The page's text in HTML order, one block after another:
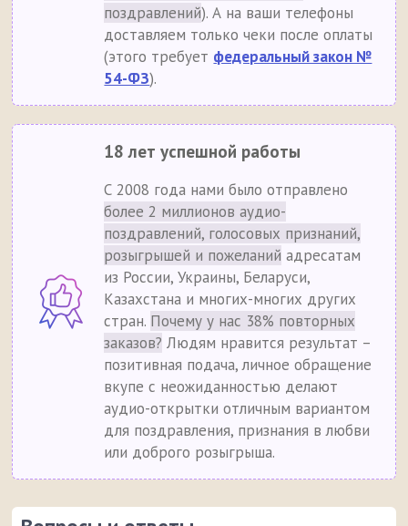
поздравлений). А на ваши телефоны
доставляем только чеки после оплаты
(этого требует федеральный закон №
54-ФЗ).
18 лет успешной работы
С 2008 года нами было отправлено
более 2 миллионов аудио-
поздравлений, голосовых признаний,
розыгрышей и пожеланий адресатам
из России, Украины, Беларуси,
Казахстана и многих-многих других
стран. Почему у нас 38% повторных
заказов? Людям нравится результат –
позитивная подача, личное обращение
вкупе с неожиданностью делают
аудио-открытки отличным вариантом
для поздравления, признания в любви
или доброго розыгрыша.